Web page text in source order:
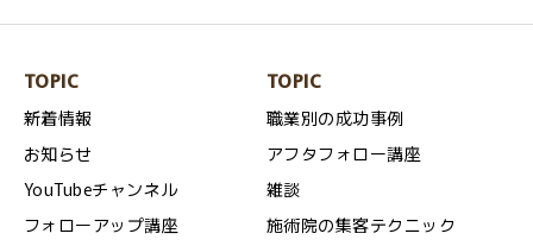
TOPIC
新着情報
お知らせ
YouTubeチャンネル
フォローアップ講座
TOPIC
職業別の成功事例
アフタフォロー講座
雑談
施術院の集客テクニック